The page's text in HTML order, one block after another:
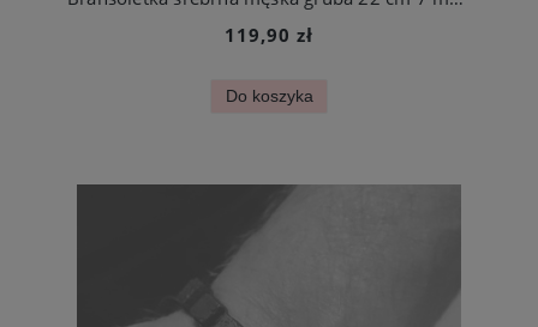
119,90 zł
Do koszyka